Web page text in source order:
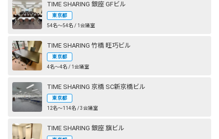
TIME SHARING 銀座 GFビル
東京都
54名〜54名 / 1会議室
TIME SHARING 竹橋 旺巧ビル
東京都
4名〜4名 / 1会議室
TIME SHARING 京橋 SC新京橋ビル
東京都
12名〜114名 / 3会議室
TIME SHARING 銀座 旗ビル